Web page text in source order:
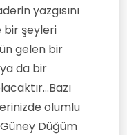
yazgısını
bir şeyleri
gelen bir
da bir
olumlu
Düğüm